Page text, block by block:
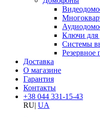
Ключи для
Системы
Резервное
Доставка
О магазине
Гарантия
Контакты
+38 044 331-15-43
RU| UA